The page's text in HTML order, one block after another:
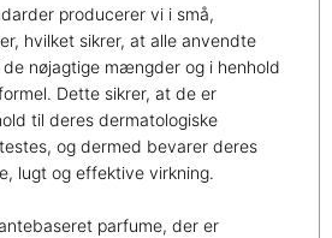
producerer vi i små,
hvilket sikrer, at alle anvendte
de nøjagtige mængder og i henhold
Dette sikrer, at de er
til deres dermatologiske
og dermed bevarer deres
lugt og effektive virkning.
parfume, der er